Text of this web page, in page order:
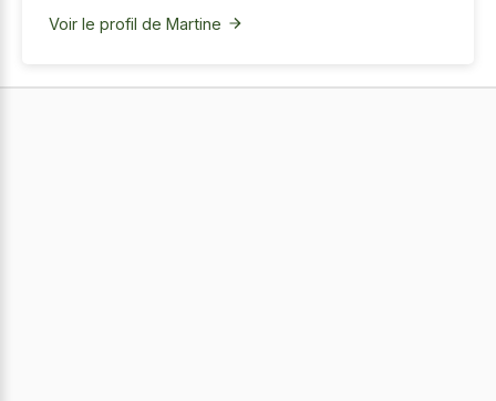
Voir le profil de Martine